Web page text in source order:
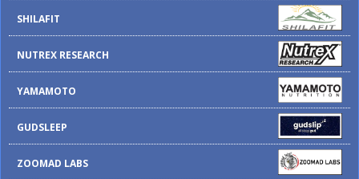
SHILAFIT
NUTREX RESEARCH
YAMAMOTO
GUDSLEEP
ZOOMAD LABS